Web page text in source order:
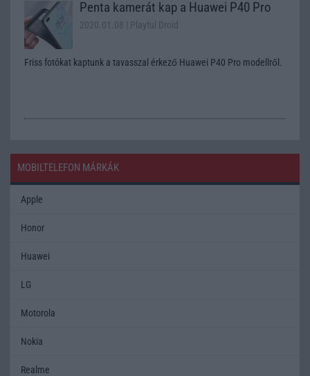
Penta kamerát kap a Huawei P40 Pro
2020.01.08 | Playful Droid
Friss fotókat kaptunk a tavasszal érkező Huawei P40 Pro modellről.
MOBILTELEFON MÁRKÁK
Apple
Honor
Huawei
LG
Motorola
Nokia
Realme